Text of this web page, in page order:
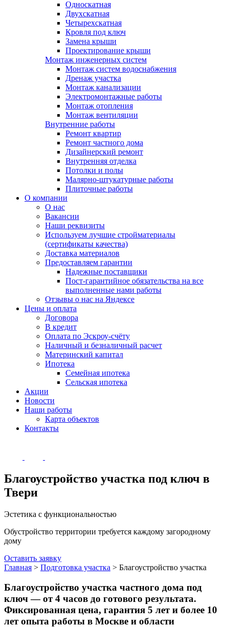
Односкатная
Двухскатная
Четырехскатная
Кровля под ключ
Замена крыши
Проектирование крыши
Монтаж инженерных систем
Монтаж систем водоснабжения
Дренаж участка
Монтаж канализации
Электромонтажные работы
Монтаж отопления
Монтаж вентиляции
Внутренние работы
Ремонт квартир
Ремонт частного дома
Дизайнерский ремонт
Внутренняя отделка
Потолки и полы
Малярно-штукатурные работы
Плиточные работы
О компании
О нас
Вакансии
Наши реквизиты
Используем лучшие стройматериалы
(сертификаты качества)
Доставка материалов
Предоставляем гарантии
Надежные поставщики
Пост-гарантийное обязательства на все
выполненные нами работы
Отзывы о нас на Яндексе
Цены и оплата
Договора
В кредит
Оплата по Эскроу-счёту
Наличный и безналичный расчет
Материнский капитал
Ипотека
Семейная ипотека
Сельская ипотека
Акции
Новости
Наши работы
Карта объектов
Контакты
Благоустройство участка под ключ в
Твери
Эстетика с функциональностью
Обустройство территории требуется каждому загородному
дому
Оставить заявку
Главная > Подготовка участка > Благоустройство участка
Благоустройство участка частного дома под
ключ — от 4 часов до готового результата.
Фиксированная цена, гарантия 5 лет и более 10
лет опыта работы в Москве и области